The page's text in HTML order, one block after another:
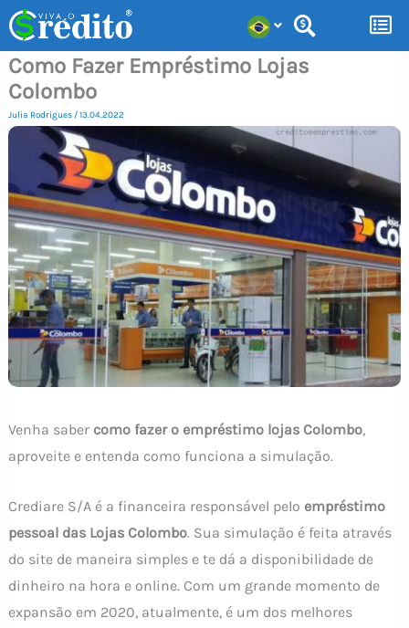
para
conteúdo
Como Fazer Empréstimo Lojas
Colombo
Julia Rodrigues /13.04.2022
Venha saber como fazer o empréstimo lojas Colombo,
aproveite e entenda como funciona a simulação.
Crediare S/A é a financeira responsável pelo empréstimo
pessoal das Lojas Colombo. Sua simulação é feita através
do site de maneira simples e te dá a disponibilidade de
dinheiro na hora e online. Com um grande momento de
expansão em 2020, atualmente, é um dos melhores